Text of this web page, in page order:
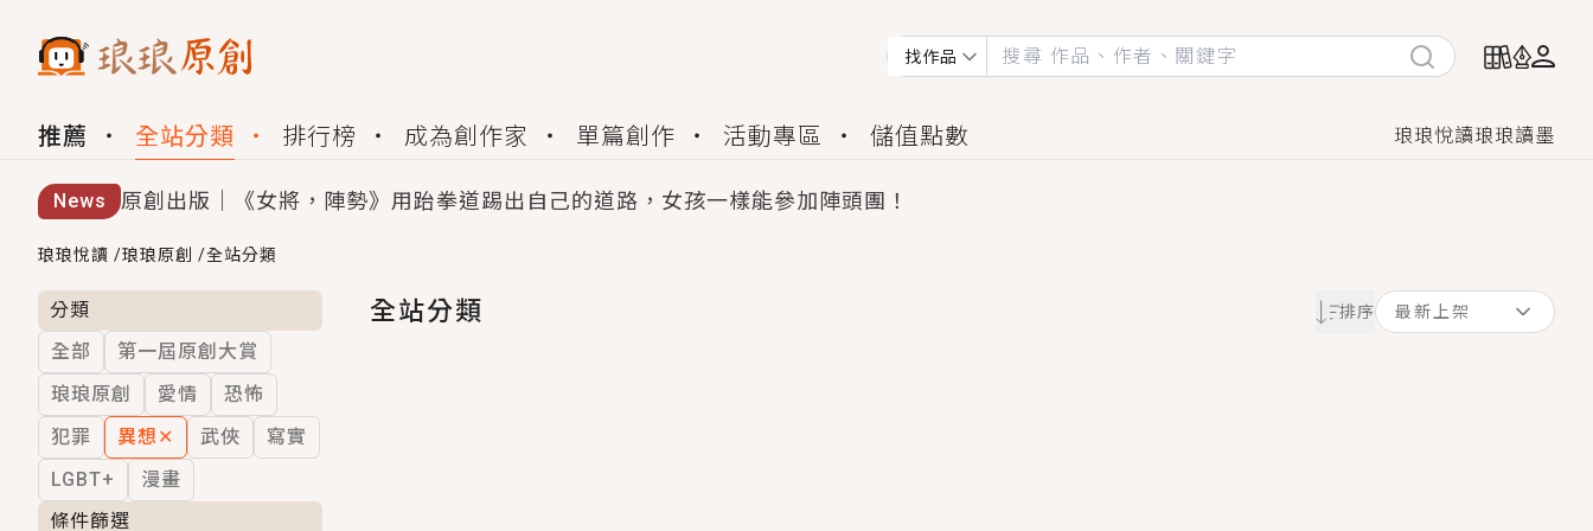
找作品
推薦 全站分類 排行榜 成為創作家 單篇創作 活動專區 儲值點數 琅琅悅讀琅琅讀墨
News 原創出版｜《女將，陣勢》用跆拳道踢出自己的道路，女孩一樣能參加陣頭團！
創,作家招募｜華文小說創作首選！有機會獲得豐富廣宣資源、專屬服務與獨享福利！
小編心動書單｜《離婚你提的，二婚嫁大佬，你哭什麼？》追妻火葬場！前夫失憶移情別戀，她頭也不回找新歡，他居然還後悔了？
GL｜《夏日與檸檬與重疊世界》炎熱的夏日、檸檬的香氣、互相愛慕的兩位少女，今夏最推純愛GL漫畫！
BL｜《費洛蒙中毒》救命！特殊費洛蒙體質世界觀，無法抗拒的吸引力，已中毒Σ>―(〃°ω°〃)♡→
OMG你嚇到我了｜《陰陽鬼店》上班族買了房子模型，但現實中買下的竟是屬於他的停屍櫃？！
言情｜《國語推行員》每個人心中都有一個連自己也無法改變的永恆， 他的一生將不由自主追逐著她……
琅琅悅讀 /琅琅原創 /全站分類
分類
全部
第一屆原創大賞
琅琅原創
愛情
恐怖
犯罪
異想 ✕ 武俠
寫實
LGBT+
漫畫
條件篩選
全站分類 排序 最新上架